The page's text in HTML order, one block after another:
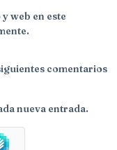
web en este
comentarios
nueva entrada.